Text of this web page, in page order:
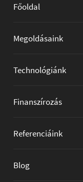
Főoldal
Megoldásaink
Technológiánk
Finanszírozás
Referenciáink
Blog